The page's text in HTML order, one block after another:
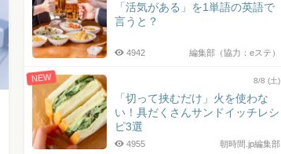
「活気がある」を1単語の英語で
言うと？
編集部（協力：eステ）
4942
NEW 8/8 (土)
「切って挟むだけ」火を使わな
い！具だくさんサンドイッチレシ
ピ3選
朝時間.jp編集部
4955